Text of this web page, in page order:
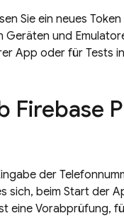
Sie ein neues
und
App oder für Tests
Firebase
der
sich, beim Start der
eine Vorabprüfung,